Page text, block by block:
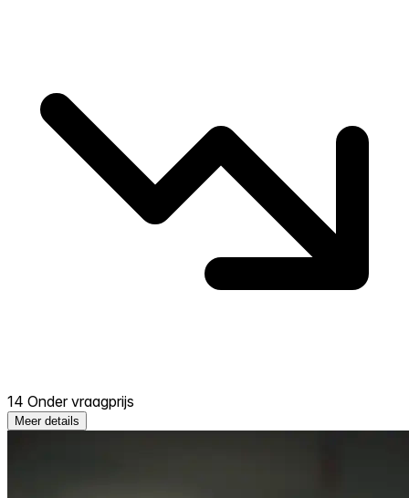
14 Onder vraagprijs
Meer details